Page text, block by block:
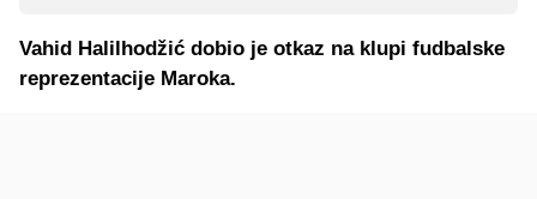
Vahid Halilhodžić dobio je otkaz na klupi fudbalske
reprezentacije Maroka.